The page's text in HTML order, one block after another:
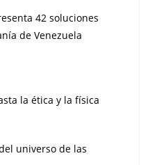
42 soluciones
de Venezuela
la ética y la física
universo de las